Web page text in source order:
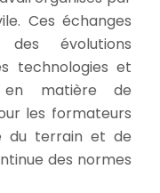
Ces échanges
évolutions
technologies et
en matière de
les formateurs
du terrain et de
des normes